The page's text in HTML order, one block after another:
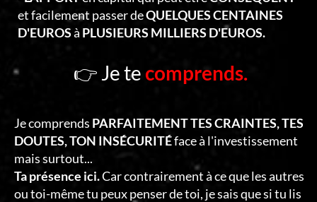
et facilement passer deQUELQUES CENTAINES
D'EUROSà PLUSIEURS MILLIERS D'EUROS.
👉 Je tecomprends.
Je comprends PARFAITEMENT TES CRAINTES, TES
DOUTES, TON INSÉCURITÉface à l'investissement
mais surtout...
Ta présence ici.Car contrairement à ce que les autres
ou toi-même tu peux penser de toi, je sais que si tu lis